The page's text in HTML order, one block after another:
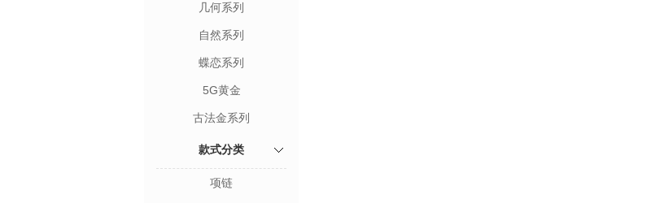
几何系列
自然系列
蝶恋系列
5G黄金
古法金系列
款式分类
项链